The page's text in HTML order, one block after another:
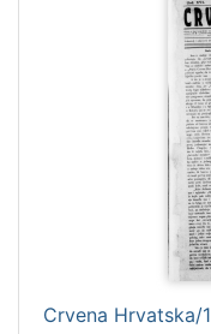
Crvena Hrvatska/1